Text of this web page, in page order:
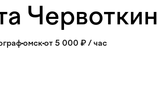
Червоткин
омскот 5 000 ₽/ час